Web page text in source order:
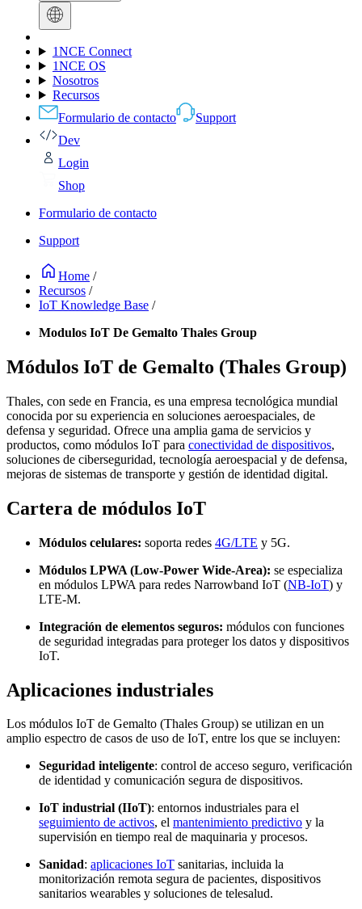
1NCE Connect
1NCE OS
Nosotros
Recursos
Formulario de contacto
Support
Dev
Login
Shop
Formulario de contacto
Support
Home /
Recursos /
IoT Knowledge Base /
Modulos IoT De Gemalto Thales Group
Módulos IoT de Gemalto (Thales Group)
Thales, con sede en Francia, es una empresa tecnológica mundial
conocida por su experiencia en soluciones aeroespaciales, de
defensa y seguridad. Ofrece una amplia gama de servicios y
productos, como módulos IoT para conectividad de dispositivos,
soluciones de ciberseguridad, tecnología aeroespacial y de defensa,
mejoras de sistemas de transporte y gestión de identidad digital.
Cartera de módulos IoT
Módulos celulares: soporta redes 4G/LTE y 5G.
Módulos LPWA (Low-Power Wide-Area): se especializa
en módulos LPWA para redes Narrowband IoT (NB-IoT) y
LTE-M.
Integración de elementos seguros: módulos con funciones
de seguridad integradas para proteger los datos y dispositivos
IoT.
Aplicaciones industriales
Los módulos IoT de Gemalto (Thales Group) se utilizan en un
amplio espectro de casos de uso de IoT, entre los que se incluyen:
Seguridad inteligente: control de acceso seguro, verificación
de identidad y comunicación segura de dispositivos.
IoT industrial (IIoT): entornos industriales para el
seguimiento de activos, el mantenimiento predictivo y la
supervisión en tiempo real de maquinaria y procesos.
Sanidad: aplicaciones IoT sanitarias, incluida la
monitorización remota segura de pacientes, dispositivos
sanitarios wearables y soluciones de telesalud.